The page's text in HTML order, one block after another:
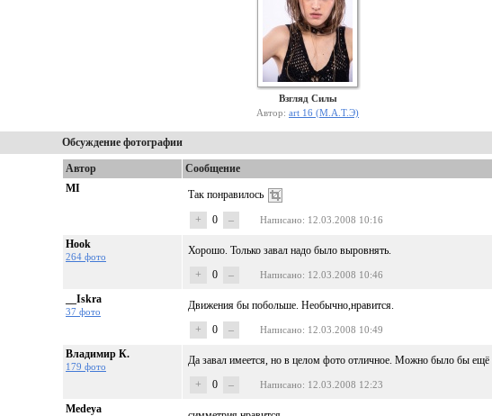
Взгляд Силы
Автор: art 16 (М.А.Т.Э)
Обсуждение фотографии
Автор
Сообщение
MI
Так понравилось
+ 0 – Написано: 12.03.2008 10:16
Hook
264 фото
Хорошо. Только завал надо было выровнять.
+
0 – Написано: 12.03.2008 10:46
__Iskra
37 фото
Движения бы побольше. Необычно,нравится.
+
0 – Написано: 12.03.2008 10:49
Владимир К.
179 фото
Да завал имеется, но в целом фото отличное. Можно было бы
+
0 – Написано: 12.03.2008 12:23
Medeya